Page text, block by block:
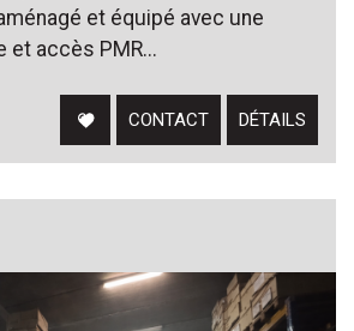
et équipé avec une
et accès PMR...
CONTACT DÉTAILS